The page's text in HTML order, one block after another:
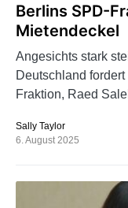
Berlins SPD-
Mietendeckel
Angesichts stark
Deutschland
Fraktion, Raed
Sally Taylor
6. August 2025